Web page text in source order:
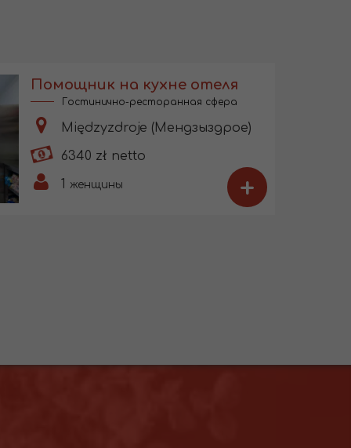
Помощник на кухне отеля
Гостинично-ресторанная сфера
Międzyzdroje (Мендзыздрое)
6340 zł netto
женщины +